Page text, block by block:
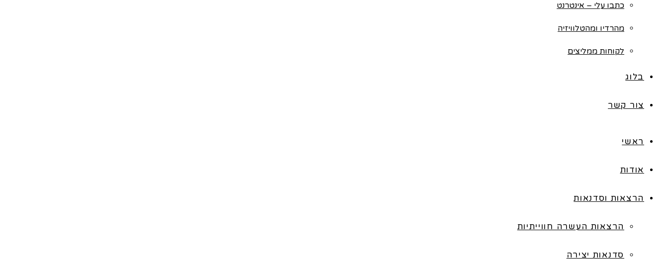
כתבו עלי – אינטרנט
מהרדיו ומהטלוויזיה
לקוחות ממליצים
בלוג
צור קשר
ראשי
אודות
הרצאות וסדנאות
הרצאות העשרה חווייתיות
סדנאות יצירה